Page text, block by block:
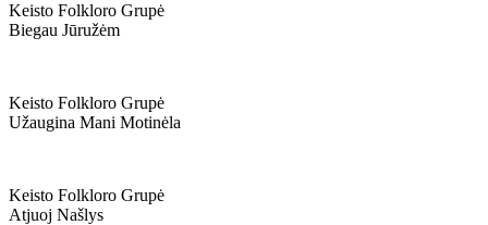
Keisto Folkloro Grupė
Biegau Jūružėm
Keisto Folkloro Grupė
Užaugina Mani Motinėla
Keisto Folkloro Grupė
Atjuoj Našlys